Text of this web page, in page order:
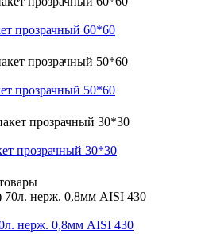
прозрачный 60*60
прозрачный 50*60
прозрачный 30*30
нерж. 0,8мм AISI 430